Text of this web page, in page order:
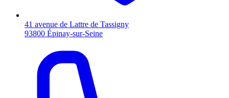
41 avenue de Lattre de Tassigny
93800 Épinay-sur-Seine